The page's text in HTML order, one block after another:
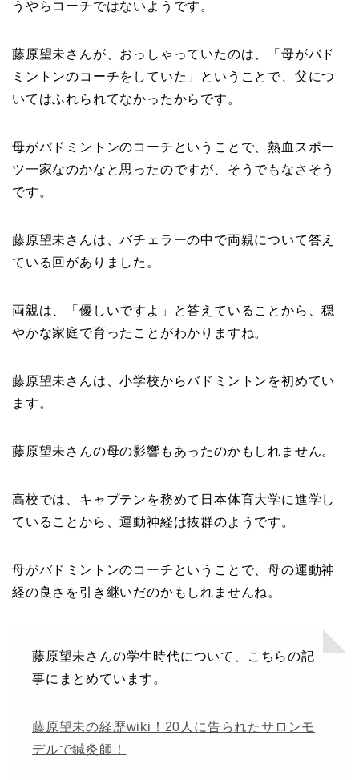
うやらコーチではない ようです。
藤原望未さんが、おっしゃっていたのは、「母がバド
ミントンのコーチをしていた」ということで、父につ
いてはふれられてなかったからです。
母がバドミントンのコーチということで、熱血スポー
ツ一家なのかなと思ったのですが、そうでもなさそう
です。
藤原望未さんは、バチェラーの中で両親について答え
ている回がありました。
両親は、「優しいですよ」
と答えていることから、穏
やかな家庭で育ったことがわかりますね。
藤原望未さんは、小学校からバドミントンを初めてい
ます。
藤原望未さんの母の影響もあったのかもしれません。
高校では、キャプテンを務めて日本体育大学に進学し
ていることから、運動神経は抜群のようです。
母がバドミントンのコーチということで、母の運動神
経の良さを引き継いだのかもしれませんね。
藤原望未さんの学生時代について、こちらの記
事にまとめています。
藤原望未の経歴wiki！20人に告られたサロンモ
デルで鍼灸師！